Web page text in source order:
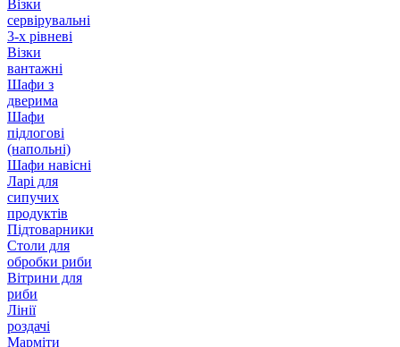
Візки
сервірувальні
3-х рівневі
Візки
вантажні
Шафи з
дверима
Шафи
підлогові
(напольні)
Шафи навісні
Ларі для
сипучих
продуктів
Підтоварники
Столи для
обробки риби
Вітрини для
риби
Лінії
роздачі
Марміти